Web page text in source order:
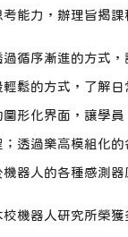
能力，辦理旨揭課
過循序漸進的方式
鬆的方式，了解日
圖形化界面，讓
透過樂高模組化的
器人的各種感測器
校機器人研究所榮